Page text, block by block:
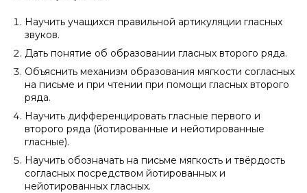
Научить учащихся правильной артикуляции гласных
звуков.
Дать понятие об образовании гласных второго ряда.
Объяснить механизм образования мягкости согласных
на письме и при чтении при помощи гласных второго
ряда.
Научить дифференцировать гласные первого и
второго ряда (йотированные и нейотированные
гласные).
Научить обозначать на письме мягкость и твёрдость
согласных посредством йотированных и
нейотированных гласных.